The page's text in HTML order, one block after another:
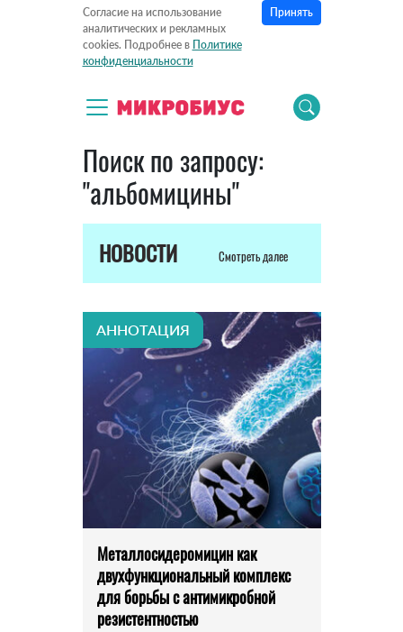
Согласие на использование
аналитических и рекламных
cookies. Подробнее в Политике
конфиденциальности
Принять
Поиск по запросу:
"альбомицины"
НОВОСТИ Смотреть далее
АННОТАЦИЯ
Металлосидеромицин как
двухфункциональный комплекс
для борьбы с антимикробной
резистентностью